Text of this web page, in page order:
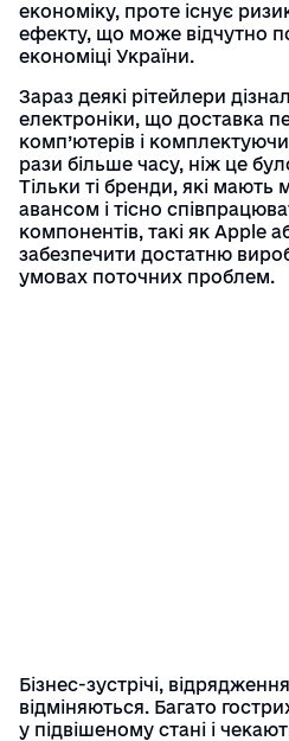
Тарифи
Отримати електронний
Назад
економіку, проте існує
ефекту, що може відчутно
економіці України.
Зараз деякі рітейлери
електроніки, що доставка
комп’ютерів і
рази більше часу, ніж це
Тільки ті бренди, які мають
авансом і тісно
компонентів, такі як Apple
забезпечити достатню
умовах поточних проблем.
Бізнес-зустрічі,
відміняються. Багато
у підвішеному стані і